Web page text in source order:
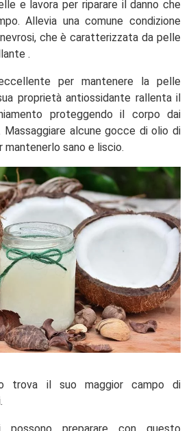
e lavora per riparare il danno che
Allevia una comune condizione
che è caratterizzata da pelle
.
per mantenere la pelle
proprietà antiossidante rallenta il
proteggendo il corpo dai
Massaggiare alcune gocce di olio di
sano e liscio.
trova il suo maggior campo di
preparare con questo